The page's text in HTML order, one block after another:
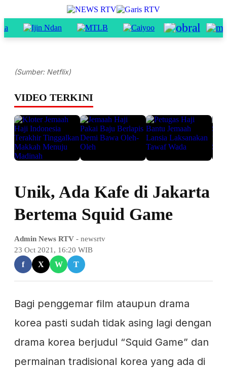
(Sumber: Netflix)
VIDEO TERKINI
Unik, Ada Kafe di Jakarta
Bertema Squid Game
Admin News RTV - newsrtv
23 Oct 2021, 16:20 WIB
f X W T
Bagi penggemar film ataupun drama
korea pasti sudah tidak asing lagi dengan
drama korea berjudul “Squid Game” dan
permainan tradisional korea yang ada di